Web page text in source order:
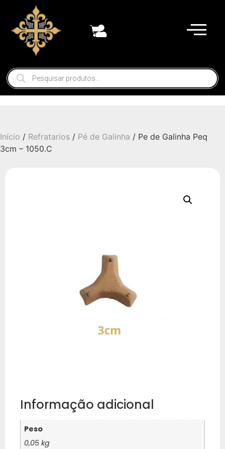
Início / Refratarios / Pé de Galinha / Pe de Galinha Peq
3cm – 1050.C
Informação adicional
Peso
0,05 kg